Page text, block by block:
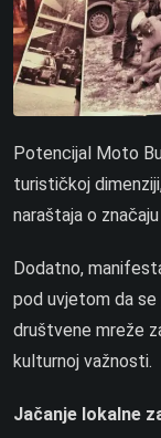
Potencijal Moto
turističkoj
naraštaja o
Dodatno,
pod uvjetom da
društvene mreže
kulturnoj važnosti.
Jačanje lokalne